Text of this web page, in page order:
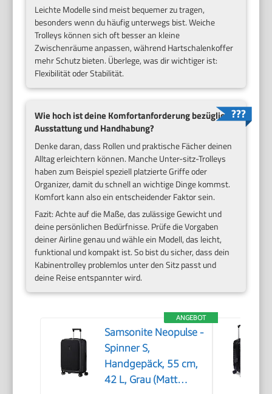
Leichte Modelle sind meist bequemer zu tragen,
besonders wenn du häufig unterwegs bist. Weiche
Trolleys können sich oft besser an kleine
Zwischenräume anpassen, während Hartschalenkoffer
mehr Schutz bieten. Überlege, was dir wichtiger ist:
Flexibilität oder Stabilität.
Wie hoch ist deine Komfortanforderung bezüglich
Ausstattung und Handhabung?
Denke daran, dass Rollen und praktische Fächer deinen
Alltag erleichtern können. Manche Unter-sitz-Trolleys
haben zum Beispiel speziell platzierte Griffe oder
Organizer, damit du schnell an wichtige Dinge kommst.
Komfort kann also ein entscheidender Faktor sein.
Fazit: Achte auf die Maße, das zulässige Gewicht und
deine persönlichen Bedürfnisse. Prüfe die Vorgaben
deiner Airline genau und wähle ein Modell, das leicht,
funktional und kompakt ist. So bist du sicher, dass dein
Kabinentrolley problemlos unter den Sitz passt und
deine Reise entspannter wird.
ANGEBOT
Samsonite Neopulse -
Spinner S,
Handgepäck, 55 cm,
42 L, Grau (Matt